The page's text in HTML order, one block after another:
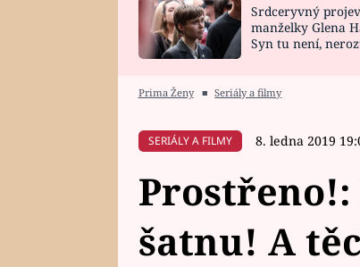
HOROSKOP NA
CELEBRITY
VAŘENÍ
Srdceryvný projev
manželky Glena
Syn tu není,
Prima Ženy ■ Seriály a filmy
SERIÁLY A FILMY 8. ledna 2019
šatnu! A